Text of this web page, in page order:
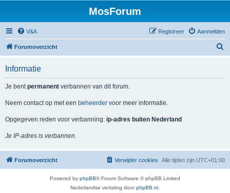
MosForum
V&A Aanmelden
Registreer
Forumoverzicht
Informatie
Je bentpermanent verbannen van dit forum.
Neem contact op met een beheerder voor meer informatie.
Opgegeven reden voor verbanning: ip-adres buiten Nederland
Je IP-adres is verbannen.
Forumoverzicht Alle tijden zijn UTC+01:00
Verwijder cookies
Powered by phpBB® Forum Software © phpBB Limited
Nederlandse vertaling doorphpBB.nl